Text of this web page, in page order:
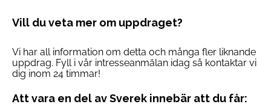
Vill du veta mer om uppdraget?
Vi har all information om detta och många fler liknande
uppdrag. Fyll i vår intresseanmälan idag så kontaktar vi
dig inom 24 timmar!
Att vara en del av Sverek innebär att du får: